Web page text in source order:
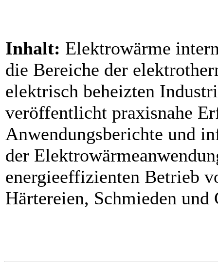
Inhalt: Elektrowärme
die Bereiche der
elektrisch beheizten
veröffentlicht praxisnahe
Anwendungsberichte und
der
energieeffizienten Betrieb
Härtereien, Schmieden und